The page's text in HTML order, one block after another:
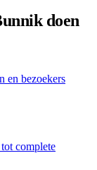
doen
en bezoekers
complete